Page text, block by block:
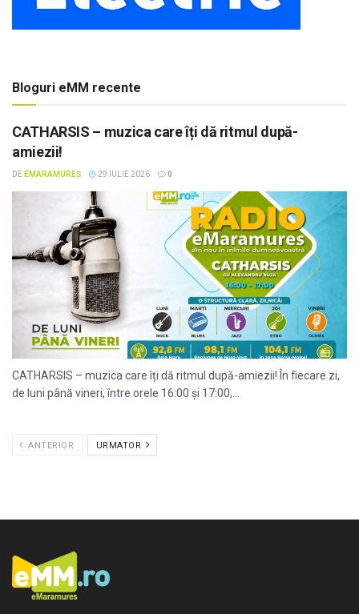
Bloguri eMM recente
CATHARSIS – muzica care îți dă ritmul după-
amiezii!
DE EMARAMUREȘ 29 IULIE 2026 0
CATHARSIS – muzica care îți dă ritmul după-amiezii! În fiecare zi,
de luni până vineri, între orele 16:00 și 17:00,...
ANTERIOR URMATOR